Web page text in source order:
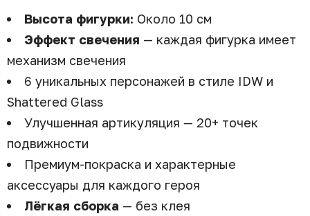
Высота фигурки: Около 10 см
Эффект свечения — каждая фигурка имеет
механизм свечения
6 уникальных персонажей в стиле IDW и
Shattered Glass
Улучшенная артикуляция — 20+ точек
подвижности
Премиум-покраска и характерные
аксессуары для каждого героя
Лёгкая сборка — без клея